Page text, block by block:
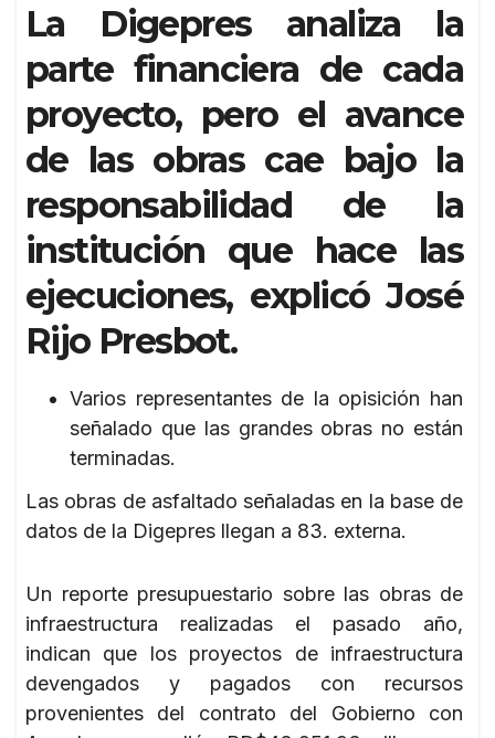
La Digepres analiza la
parte financiera de cada
proyecto, pero el avance
de las obras cae bajo la
responsabilidad de la
institución que hace las
ejecuciones, explicó José
Rijo Presbot.
Varios representantes de la opisición han
señalado que las grandes obras no están
terminadas.
Las obras de asfaltado señaladas en la base de
datos de la Digepres llegan a 83. externa.
Un reporte presupuestario sobre las obras de
infraestructura realizadas el pasado año,
indican que los proyectos de infraestructura
devengados y pagados con recursos
provenientes del contrato del Gobierno con